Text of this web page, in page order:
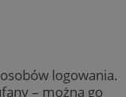
logowania.
– można go